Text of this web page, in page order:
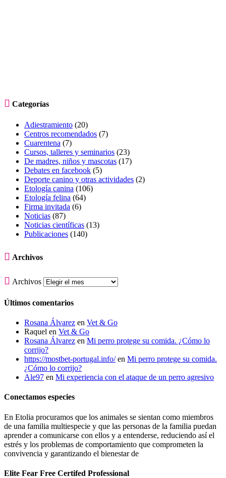
 Categorías
Adiestramiento (20)
Centros recomendados (7)
Cuarentena (7)
Cursos, talleres y seminarios (23)
De madres, niños y mascotas (17)
Debates en facebook (5)
Deporte canino y otras actividades (2)
Etología canina (106)
Etología felina (64)
Firma invitada (6)
Noticias (87)
Noticias científicas (13)
Publicaciones (140)
 Archivos
 Archivos
Últimos comentarios
Rosana Álvarez en Vet & Go
Raquel en Vet & Go
Rosana Álvarez en Mi perro protege su comida. ¿Cómo lo
corrijo?
https://mostbet-portugal.info/en Mi perro protege su comida.
¿Cómo lo corrijo?
Ale97 en Mi experiencia con el ataque de un perro agresivo
Conectamos especies
En Etolia procuramos que los animales se sientan como miembros
de una familia multiespecie y que las personas de la familia puedan
aprender a comunicarse con ellos y a entenderse, reduciendo así el
estrés y los problemas de comportamiento que comprometen la
convivencia y garantizando el bienestar de
Elite Fear Free Certifed Professional